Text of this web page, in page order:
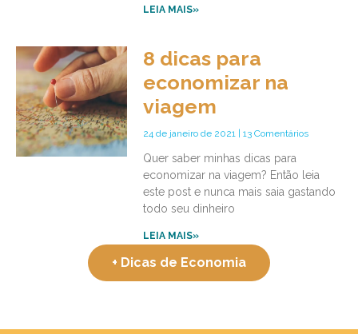
LEIA MAIS»
8 dicas para
economizar na
viagem
24 de janeiro de 2021 13 Comentários
Quer saber minhas dicas para
economizar na viagem? Então leia
este post e nunca mais saia gastando
todo seu dinheiro
LEIA MAIS»
+ Dicas de Economia